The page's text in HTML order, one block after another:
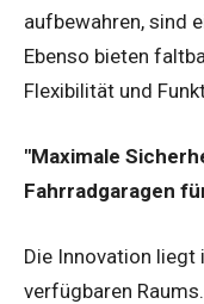
aufbewahren, sind
Ebenso bieten
Flexibilität und
"Maximale
Fahrradgaragen
Die Innovation liegt
verfügbaren